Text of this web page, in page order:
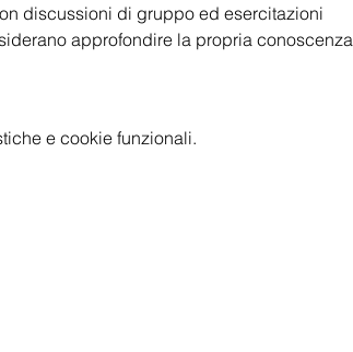
discussioni di gruppo ed esercitazioni
approfondire la propria conoscenza
e cookie funzionali.